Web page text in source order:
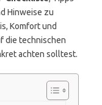
Hinweise zu
Komfort und
die technischen
achten solltest.